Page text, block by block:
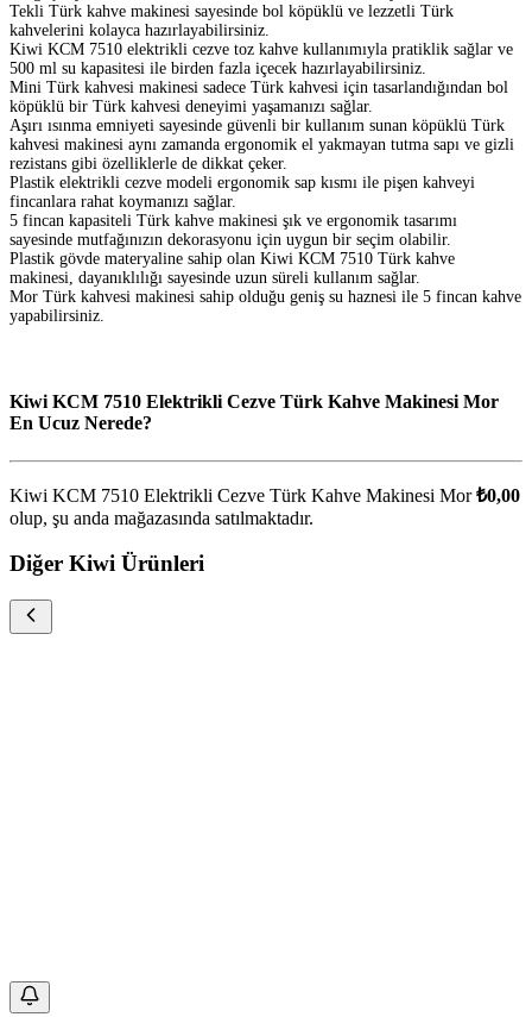
Tekli Türk kahve makinesi sayesinde bol köpüklü ve lezzetli Türk
kahvelerini kolayca hazırlayabilirsiniz.
Kiwi KCM 7510 elektrikli cezve toz kahve kullanımıyla pratiklik sağlar ve
500 ml su kapasitesi ile birden fazla içecek hazırlayabilirsiniz.
Mini Türk kahvesi makinesi sadece Türk kahvesi için tasarlandığından bol
köpüklü bir Türk kahvesi deneyimi yaşamanızı sağlar.
Aşırı ısınma emniyeti sayesinde güvenli bir kullanım sunan köpüklü Türk
kahvesi makinesi aynı zamanda ergonomik el yakmayan tutma sapı ve gizli
rezistans gibi özelliklerle de dikkat çeker.
Plastik elektrikli cezve modeli ergonomik sap kısmı ile pişen kahveyi
fincanlara rahat koymanızı sağlar.
5 fincan kapasiteli Türk kahve makinesi şık ve ergonomik tasarımı
sayesinde mutfağınızın dekorasyonu için uygun bir seçim olabilir.
Plastik gövde materyaline sahip olan Kiwi KCM 7510 Türk kahve
makinesi, dayanıklılığı sayesinde uzun süreli kullanım sağlar.
Mor Türk kahvesi makinesi sahip olduğu geniş su haznesi ile 5 fincan kahve
yapabilirsiniz.
Kiwi KCM 7510 Elektrikli Cezve Türk Kahve Makinesi Mor
En Ucuz Nerede?
Kiwi KCM 7510 Elektrikli Cezve Türk Kahve Makinesi Mor₺0,00
olup, şu anda mağazasında satılmaktadır.
Diğer Kiwi Ürünleri